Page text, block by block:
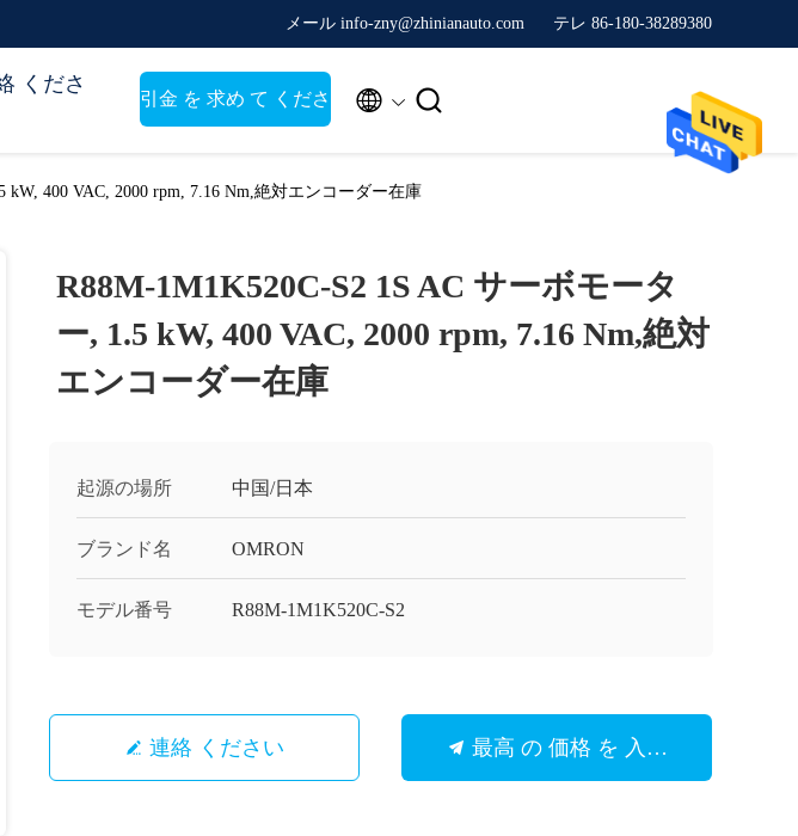
メール info-zny@zhinianauto.com テレ 86-180-38289380
くださ
引金 を 求め て くださ  
kW, 400 VAC, 2000 rpm, 7.16 Nm,絶対エンコーダー在庫
R88M-1M1K520C-S2 1S AC サーボモータ
ー, 1.5 kW, 400 VAC, 2000 rpm, 7.16 Nm,絶対
エンコーダー在庫
起源の場所 中国/日本
ブランド名 OMRON
モデル番号 R88M-1M1K520C-S2
連絡 ください 最高 の 価格 を 入手 する